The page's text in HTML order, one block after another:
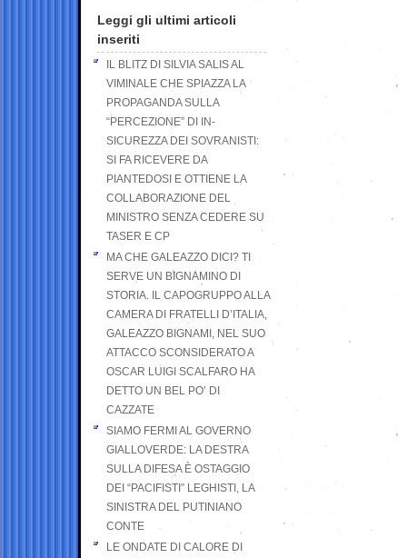
Leggi gli ultimi articoli
inseriti
IL BLITZ DI SILVIA SALIS AL
VIMINALE CHE SPIAZZA LA
PROPAGANDA SULLA
“PERCEZIONE” DI IN-
SICUREZZA DEI SOVRANISTI:
SI FA RICEVERE DA
PIANTEDOSI E OTTIENE LA
COLLABORAZIONE DEL
MINISTRO SENZA CEDERE SU
TASER E CP
MA CHE GALEAZZO DICI? TI
SERVE UN BIGNAMINO DI
STORIA. IL CAPOGRUPPO ALLA
CAMERA DI FRATELLI D’ITALIA,
GALEAZZO BIGNAMI, NEL SUO
ATTACCO SCONSIDERATO A
OSCAR LUIGI SCALFARO HA
DETTO UN BEL PO’ DI
CAZZATE
SIAMO FERMI AL GOVERNO
GIALLOVERDE: LA DESTRA
SULLA DIFESA È OSTAGGIO
DEI “PACIFISTI” LEGHISTI, LA
SINISTRA DEL PUTINIANO
CONTE
LE ONDATE DI CALORE DI